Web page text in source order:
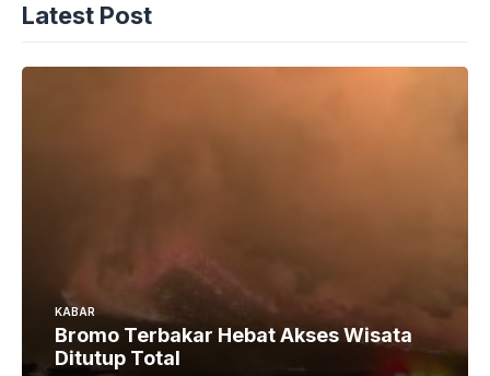
Latest Post
KABAR
Bromo Terbakar Hebat Akses Wisata
Ditutup Total